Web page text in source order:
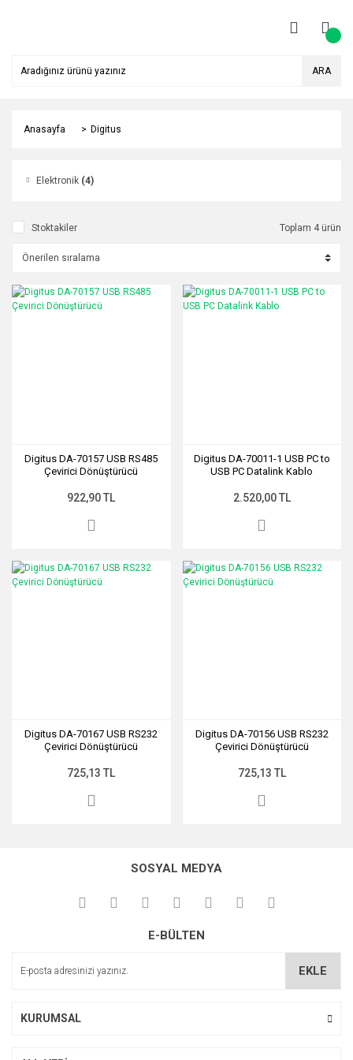
ARA
Anasayfa Digitus
Elektronik (4)
Stoktakiler Toplam 4 ürün
Digitus DA-70157 USB RS485
Çevirici Dönüştürücü
922,90 TL
Digitus DA-70011-1 USB PC to
USB PC Datalink Kablo
2.520,00 TL
Digitus DA-70167 USB RS232
Çevirici Dönüştürücü
725,13 TL
Digitus DA-70156 USB RS232
Çevirici Dönüştürücü
725,13 TL
SOSYAL MEDYA
E-BÜLTEN
EKLE
KURUMSAL